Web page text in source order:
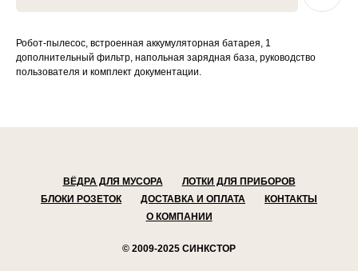
Робот-пылесос, встроенная аккумуляторная батарея, 1
дополнительный фильтр, напольная зарядная база, руководство
пользователя и комплект документации.
ВЁДРА ДЛЯ МУСОРА
ЛОТКИ ДЛЯ ПРИБОРОВ
БЛОКИ РОЗЕТОК
ДОСТАВКА И ОПЛАТА
КОНТАКТЫ
О КОМПАНИИ
© 2009-2025 СИНКСТОР